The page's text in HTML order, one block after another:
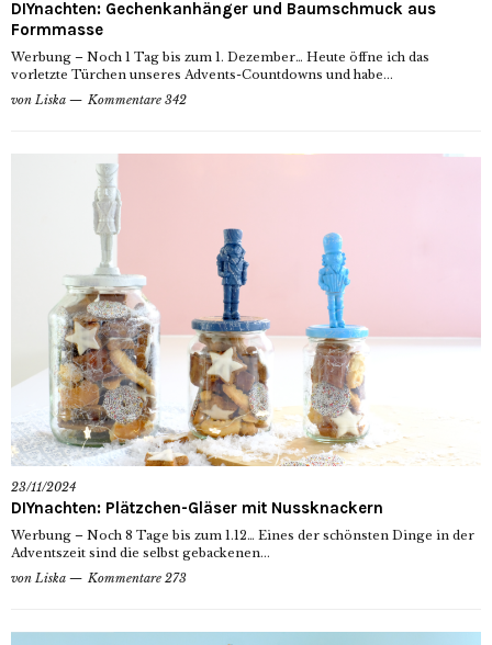
DIYnachten: Gechenkanhänger und Baumschmuck aus
Formmasse
Werbung – Noch 1 Tag bis zum 1. Dezember… Heute öffne ich das
vorletzte Türchen unseres Advents-Countdowns und habe...
von Liska Kommentare 342
23/11/2024
DIYnachten: Plätzchen-Gläser mit Nussknackern
Werbung – Noch 8 Tage bis zum 1.12… Eines der schönsten Dinge in der
Adventszeit sind die selbst gebackenen...
von Liska Kommentare 273